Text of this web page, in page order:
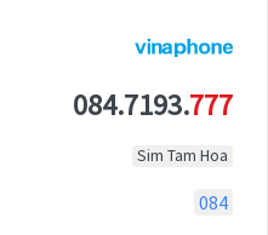
084.7193.777
Sim Tam Hoa
084